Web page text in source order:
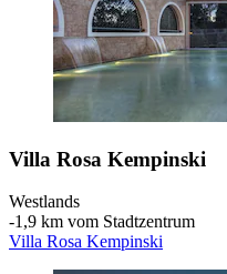
Villa Rosa Kempinski
Westlands
‐1,9 km vom Stadtzentrum
Villa Rosa Kempinski